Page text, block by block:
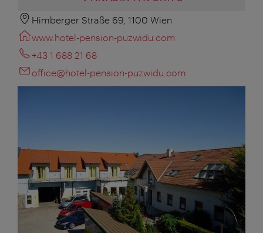
Himberger Straße 69, 1100 Wien
www.hotel-pension-puzwidu.com
+43 1 688 21 68
office@hotel-pension-puzwidu.com